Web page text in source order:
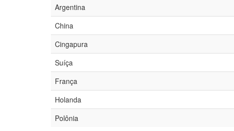
Argentina
China
Cingapura
Suíça
França
Holanda
Polônia